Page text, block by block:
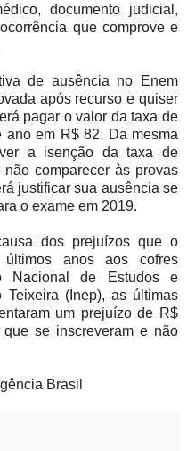
documento judicial,
que comprove e
de ausência no Enem
após recurso e quiser
pagar o valor da taxa de
ano em R$ 82. Da mesma
a isenção da taxa de
comparecer às provas
justificar sua ausência se
o exame em 2019.
dos prejuízos que o
anos aos cofres
Nacional de Estudos e
Teixeira (Inep), as últimas
um prejuízo de R$
se inscreveram e não
Brasil